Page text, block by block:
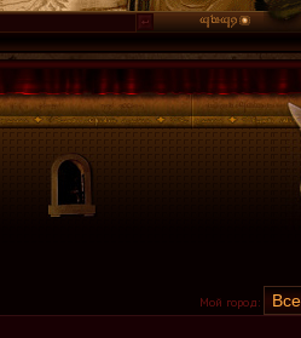
Мой город: